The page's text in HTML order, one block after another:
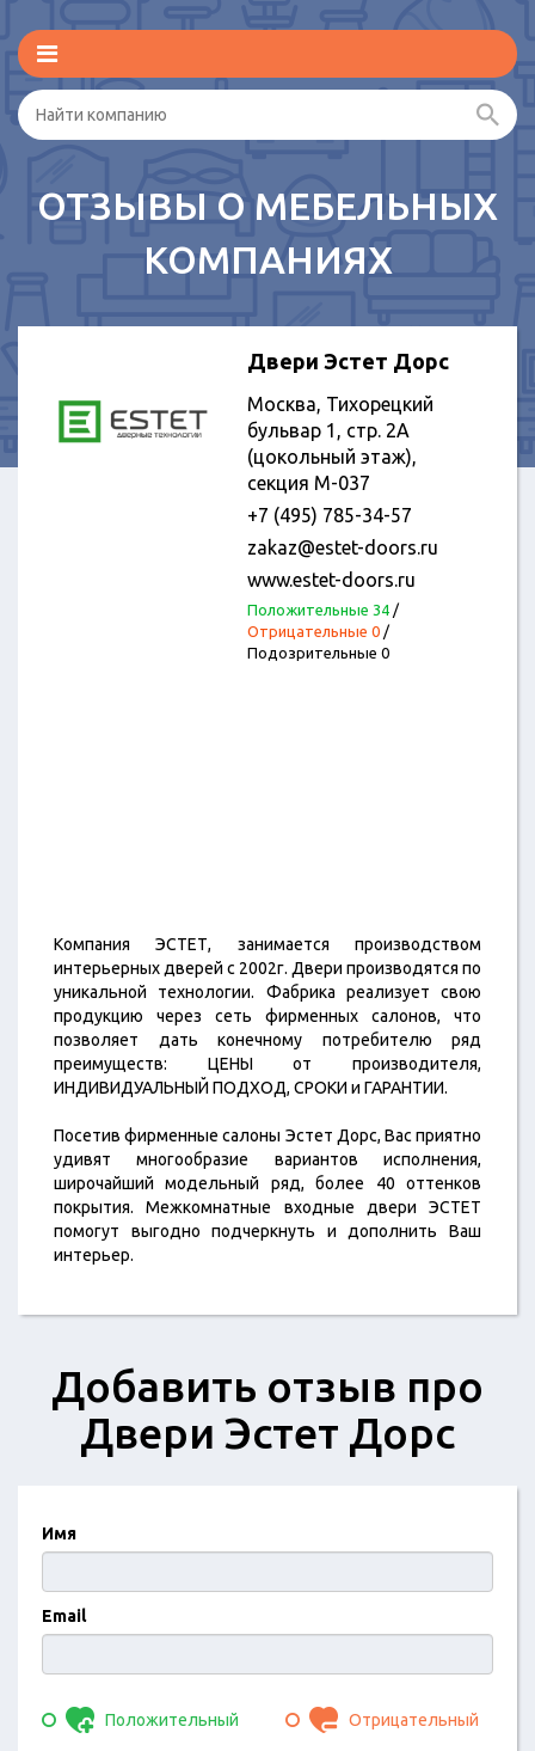
ОТЗЫВЫ О МЕБЕЛЬНЫХ
КОМПАНИЯХ
Двери Эстет Дорс
Москва, Тихорецкий
бульвар 1, стр. 2А
(цокольный этаж),
секция M-037
+7 (495) 785-34-57
zakaz@estet-doors.ru
www.estet-doors.ru
Положительные 34/
Отрицательные 0/
Подозрительные 0
Компания ЭСТЕТ, занимается производством
интерьерных дверей с 2002г. Двери производятся по
уникальной технологии. Фабрика реализует свою
продукцию через сеть фирменных салонов, что
позволяет дать конечному потребителю ряд
преимуществ: ЦЕНЫ от производителя,
ИНДИВИДУАЛЬНЫЙ ПОДХОД, СРОКИ и ГАРАНТИИ.
Посетив фирменные салоны Эстет Дорс, Вас приятно
удивят многообразие вариантов исполнения,
широчайший модельный ряд, более 40 оттенков
покрытия. Межкомнатные входные двери ЭСТЕТ
помогут выгодно подчеркнуть и дополнить Ваш
интерьер.
Добавить отзыв про
Двери Эстет Дорс
Имя
Email
Положительный Отрицательный